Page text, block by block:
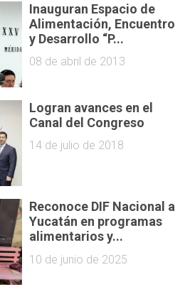
Inauguran Espacio de
Alimentación, Encuentro
y Desarrollo “P...
08 de abril de 2013
Logran avances en el
Canal del Congreso
14 de julio de 2018
Reconoce DIF Nacional a
Yucatán en programas
alimentarios y...
10 de junio de 2025